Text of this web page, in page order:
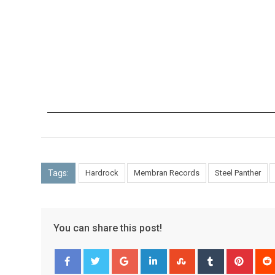
Tags: Hardrock Membran Records Steel Panther
You can share this post!